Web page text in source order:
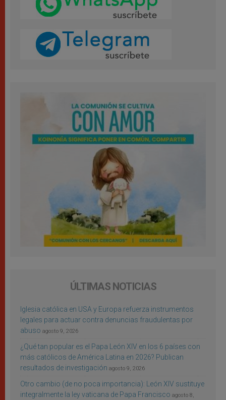
ÚLTIMAS NOTICIAS
Iglesia católica en USA y Europa refuerza instrumentos
legales para actuar contra denuncias fraudulentas por
abuso agosto 9, 2026
¿Qué tan popular es el Papa León XIV en los 6 países con
más católicos de América Latina en 2026? Publican
resultados de investigación agosto 9, 2026
Otro cambio (de no poca importancia): León XIV sustituye
integralmente la ley vaticana de Papa Francisco agosto 8,